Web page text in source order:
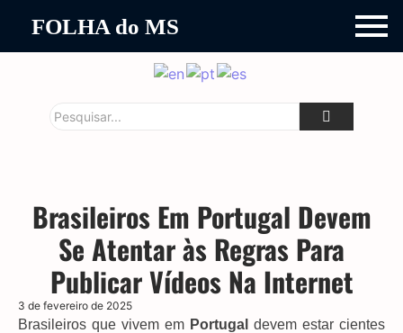
FOLHA do MS
Brasileiros Em Portugal Devem
Se Atentar às Regras Para
Publicar Vídeos Na Internet
3 de fevereiro de 2025
Brasileiros que vivem em Portugal devem estar cientes